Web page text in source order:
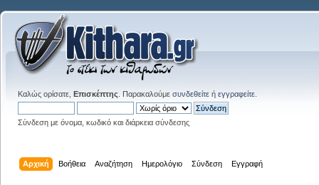
Καλώς ορίσατε, Επισκέπτης . Παρακαλούμε συνδεθείτε ή εγγραφείτε
Σύνδεση με όνομα, κωδικό και διάρκεια σύνδεσης
Αρχική Βοήθεια Αναζήτηση Ημερολόγιο Σύνδεση Εγγραφή